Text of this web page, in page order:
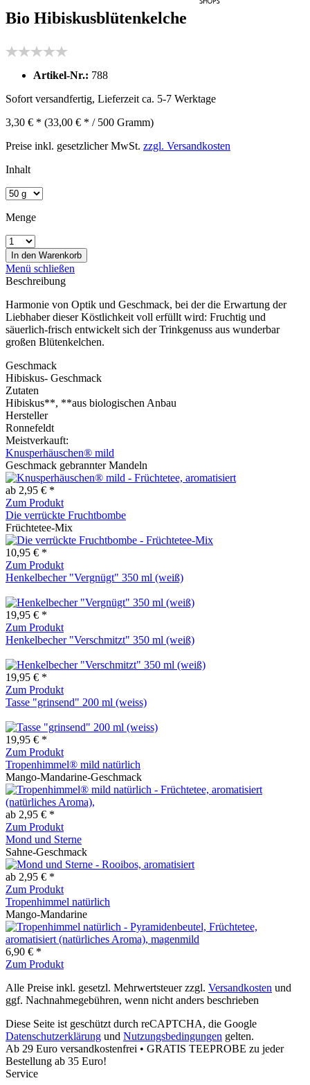
Bio Hibiskusblütenkelche
Artikel-Nr.: 788
Sofort versandfertig, Lieferzeit ca. 5-7 Werktage
3,30 € * (33,00 € * / 500 Gramm)
Preise inkl. gesetzlicher MwSt. zzgl. Versandkosten
Inhalt
Menge
In den Warenkorb
Menü schließen
Beschreibung
Harmonie von Optik und Geschmack, bei der die Erwartung der
Liebhaber dieser Köstlichkeit voll erfüllt wird: Fruchtig und
säuerlich-frisch entwickelt sich der Trinkgenuss aus wunderbar
großen Blütenkelchen.
Geschmack
Hibiskus- Geschmack
Zutaten
Hibiskus**, **aus biologischen Anbau
Hersteller
Ronnefeldt
Meistverkauft:
Knusperhäuschen® mild
Geschmack gebrannter Mandeln
ab 2,95 € *
Zum Produkt
Die verrückte Fruchtbombe
Früchtetee-Mix
10,95 € *
Zum Produkt
Henkelbecher "Vergnügt" 350 ml (weiß)
19,95 € *
Zum Produkt
Henkelbecher "Verschmitzt" 350 ml (weiß)
19,95 € *
Zum Produkt
Tasse "grinsend" 200 ml (weiss)
19,95 € *
Zum Produkt
Tropenhimmel® mild natürlich
Mango-Mandarine-Geschmack
ab 2,95 € *
Zum Produkt
Mond und Sterne
Sahne-Geschmack
ab 2,95 € *
Zum Produkt
Tropenhimmel natürlich
Mango-Mandarine
6,90 € *
Zum Produkt
Alle Preise inkl. gesetzl. Mehrwertsteuer zzgl. Versandkosten und
ggf. Nachnahmegebühren, wenn nicht anders beschrieben
Diese Seite ist geschützt durch reCAPTCHA, die Google
Datenschutzerklärung und Nutzungsbedingungen gelten.
Ab 29 Euro versandkostenfrei • GRATIS TEEPROBE zu jeder
Bestellung ab 35 Euro!
Service